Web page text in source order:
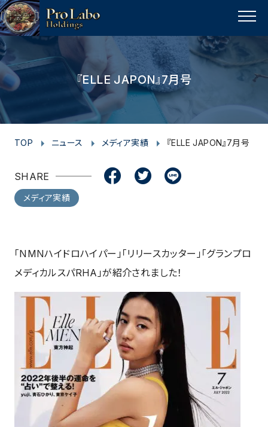
MENU
『ELLE JAPON』7月号
TOP ニュース メディア実績 『ELLE JAPON』7月号
SHARE
c
e
b
o
o
k
i
t
t
e
n
e
メディア実績
「NMNハイドロハイパー」「リリースカッター」「グランプロ
メディカルスパRHA」が紹介されました！
p
a
g
e
t
o
p
s
t
a
g
r
a
m
c
e
b
o
k
i
t
t
e
r
u
t
u
e